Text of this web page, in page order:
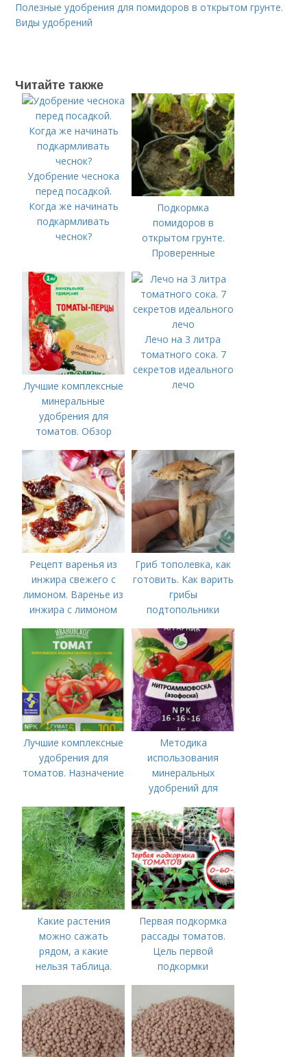
Полезные удобрения для помидоров в открытом грунте.
Виды удобрений
Читайте также
Удобрение чеснока
перед посадкой.
Когда же начинать
подкармливать
чеснок?
Подкормка
помидоров в
открытом грунте.
Проверенные
минеральные
удобрения
Лучшие комплексные
минеральные
удобрения для
томатов. Обзор
удобрений для
томатов: правила
внесения в почву
Лечо на 3 литра
томатного сока. 7
секретов идеального
лечо
Рецепт варенья из
инжира свежего с
лимоном. Варенье из
инжира с лимоном
Гриб тополевка, как
готовить. Как варить
грибы
подтопольники
Лучшие комплексные
удобрения для
томатов. Назначение
Методика
использования
минеральных
удобрений для
Минеральное
питание
Какие растения
можно сажать
рядом, а какие
нельзя таблица.
Первая подкормка
рассады томатов.
Цель первой
подкормки